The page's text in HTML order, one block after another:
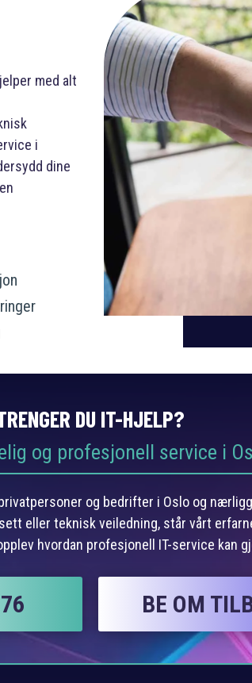
med alt
i
dine
DU IT-HJELP?
og profesjonell service i
og bedrifter i Oslo og
eller teknisk veiledning, står vårt
hvordan profesjonell IT-service kan
BE OM